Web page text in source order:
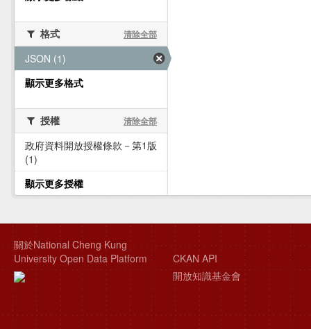
格式 清除全部
JSON (1)
顯示更多格式
授權 清除全部
政府資料開放授權條款－第1版
(1)
顯示更多授權
關於National Cheng Kung
University Open Data Platform
CKAN API
開放知識基金會